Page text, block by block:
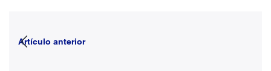
Artículo anterior